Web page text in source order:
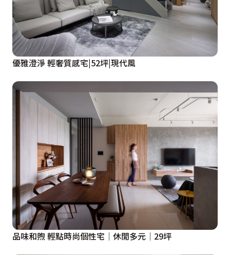
優雅澄淨 輕奢質感宅|52坪|現代風
品味和煦 輕點時尚個性宅│休閒多元│29坪